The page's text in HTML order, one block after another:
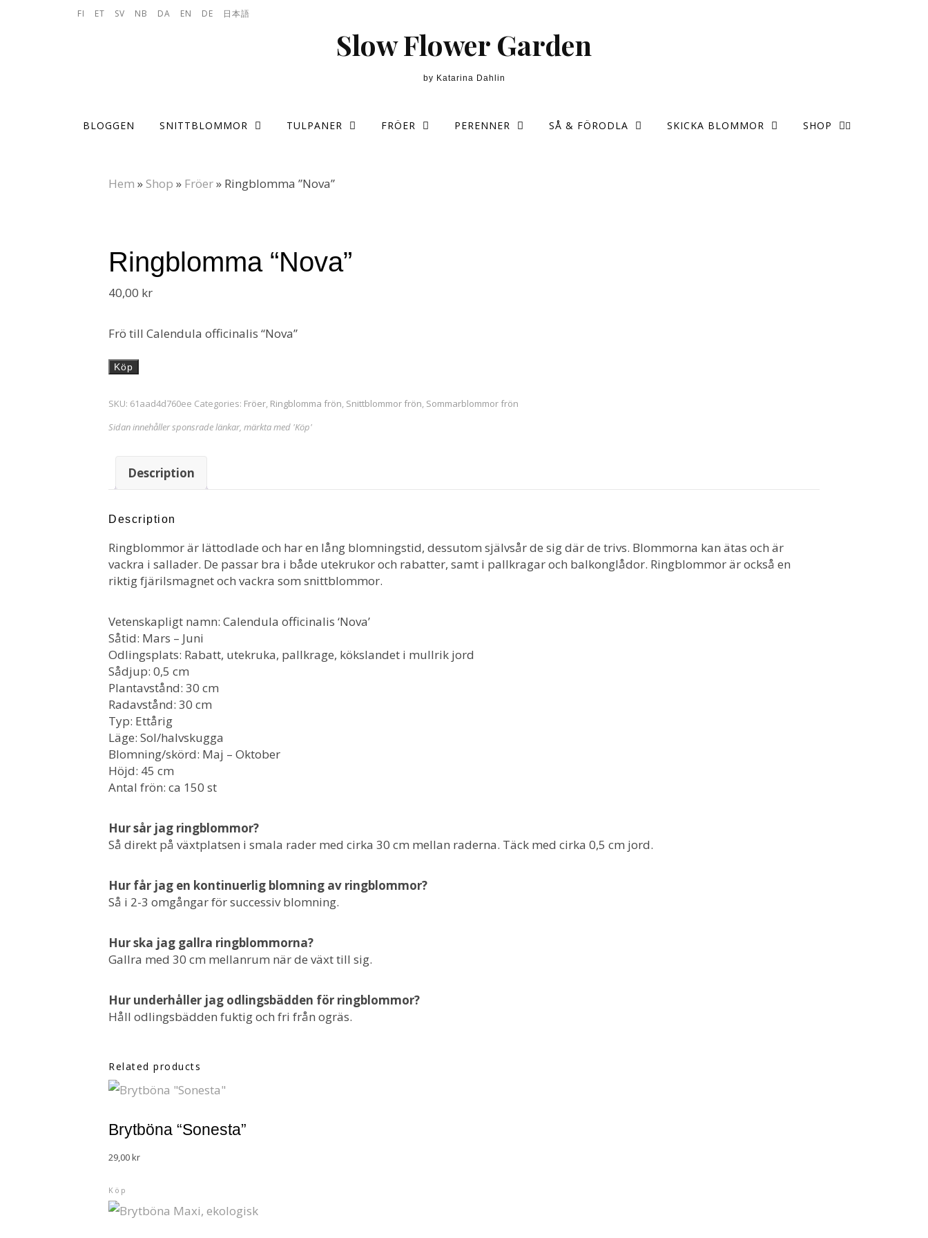
FI ET SV NB DA EN DE 日本語
Slow Flower Garden
by Katarina Dahlin
BLOGGEN SNITTBLOMMOR TULPANER FRÖER PERENNER SÅ & FÖRODLA SKICKA BLOMMOR SHOP
Hem » Shop » Fröer» Ringblomma ”Nova”
Ringblomma “Nova”
40,00 kr
Frö till Calendula officinalis “Nova”
Köp
SKU: 61aad4d760ee Categories: Fröer, Ringblomma frön, Snittblommor frön, Sommarblommor frön
Sidan innehåller sponsrade länkar, märkta med 'Köp'
Description
Description
Ringblommor är lättodlade och har en lång blomningstid, dessutom självsår de sig där de trivs. Blommorna kan ätas och är
vackra i sallader. De passar bra i både utekrukor och rabatter, samt i pallkragar och balkonglådor. Ringblommor är också en
riktig fjärilsmagnet och vackra som snittblommor.
Vetenskapligt namn: Calendula officinalis ‘Nova’
Såtid: Mars – Juni
Odlingsplats: Rabatt, utekruka, pallkrage, kökslandet i mullrik jord
Sådjup: 0,5 cm
Plantavstånd: 30 cm
Radavstånd: 30 cm
Typ: Ettårig
Läge: Sol/halvskugga
Blomning/skörd: Maj – Oktober
Höjd: 45 cm
Antal frön: ca 150 st
Hur sår jag ringblommor?
Så direkt på växtplatsen i smala rader med cirka 30 cm mellan raderna. Täck med cirka 0,5 cm jord.
Hur får jag en kontinuerlig blomning av ringblommor?
Så i 2-3 omgångar för successiv blomning.
Hur ska jag gallra ringblommorna?
Gallra med 30 cm mellanrum när de växt till sig.
Hur underhåller jag odlingsbädden för ringblommor?
Håll odlingsbädden fuktig och fri från ogräs.
Related products
Brytböna “Sonesta”
29,00kr
Köp